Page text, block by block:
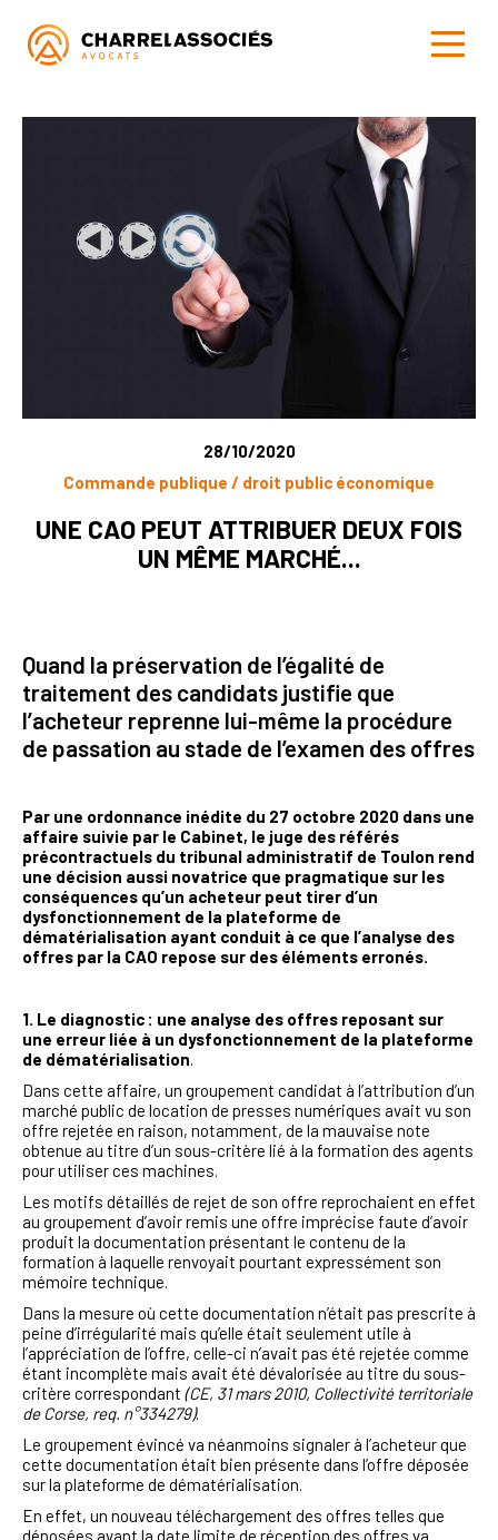
28/10/2020
Commande publique / droit public économique
UNE CAO PEUT ATTRIBUER DEUX FOIS
UN MÊME MARCHÉ...
Quand la préservation de l’égalité de
traitement des candidats justifie que
l’acheteur reprenne lui-même la procédure
de passation au stade de l’examen des offres
Par une ordonnance inédite du 27 octobre 2020 dans une
affaire suivie par le Cabinet, le juge des référés
précontractuels du tribunal administratif de Toulon rend
une décision aussi novatrice que pragmatique sur les
conséquences qu’un acheteur peut tirer d’un
dysfonctionnement de la plateforme de
dématérialisation ayant conduit à ce que l’analyse des
offres par la CAO repose sur des éléments erronés.
1. Le diagnostic : une analyse des offres reposant sur
une erreur liée à un dysfonctionnement de la plateforme
de dématérialisation.
Dans cette affaire, un groupement candidat à l’attribution d’un
marché public de location de presses numériques avait vu son
offre rejetée en raison, notamment, de la mauvaise note
obtenue au titre d’un sous-critère lié à la formation des agents
pour utiliser ces machines.
Les motifs détaillés de rejet de son offre reprochaient en effet
au groupement d’avoir remis une offre imprécise faute d’avoir
produit la documentation présentant le contenu de la
formation à laquelle renvoyait pourtant expressément son
mémoire technique.
Dans la mesure où cette documentation n’était pas prescrite à
peine d’irrégularité mais qu’elle était seulement utile à
l’appréciation de l’offre, celle-ci n’avait pas été rejetée comme
étant incomplète mais avait été dévalorisée au titre du sous-
critère correspondant (CE, 31 mars 2010, Collectivité territoriale
de Corse, req. n°334279).
Le groupement évincé va néanmoins signaler à l’acheteur que
cette documentation était bien présente dans l’offre déposée
sur la plateforme de dématérialisation.
En effet, un nouveau téléchargement des offres telles que
déposées avant la date limite de réception des offres va